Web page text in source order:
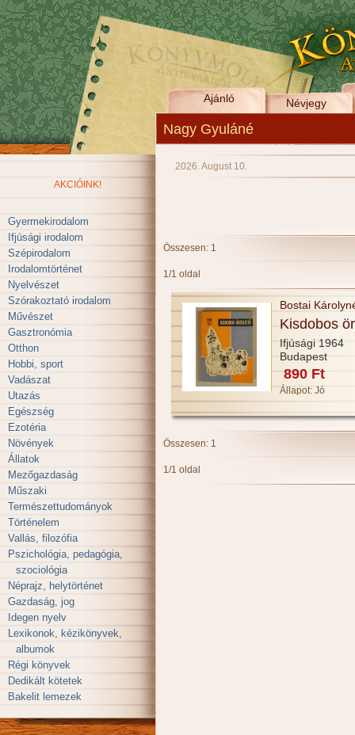
Ajánló Névjegy
Nagy Gyuláné
AKCIÓINK!
Gyermekirodalom
Ifjúsági irodalom
Szépirodalom
Irodalomtörténet
Nyelvészet
Szórakoztató irodalom
Művészet
Gasztronómia
Otthon
Hobbi, sport
Vadászat
Utazás
Egészség
Ezotéria
Növények
Állatok
Mezőgazdaság
Műszaki
Természettudományok
Történelem
Vallás, filozófia
Pszichológia, pedagógia,
szociológia
Néprajz, helytörténet
Gazdaság, jog
Idegen nyelv
Lexikonok, kézikönyvek,
albumok
Régi könyvek
Dedikált kötetek
Bakelit lemezek
2026. August 10.
Összesen: 1
1/1 oldal
Bostai
Kisdobos
Ifjúsági 1964
Budapest
890 Ft
Állapot: Jó
Összesen: 1
1/1 oldal